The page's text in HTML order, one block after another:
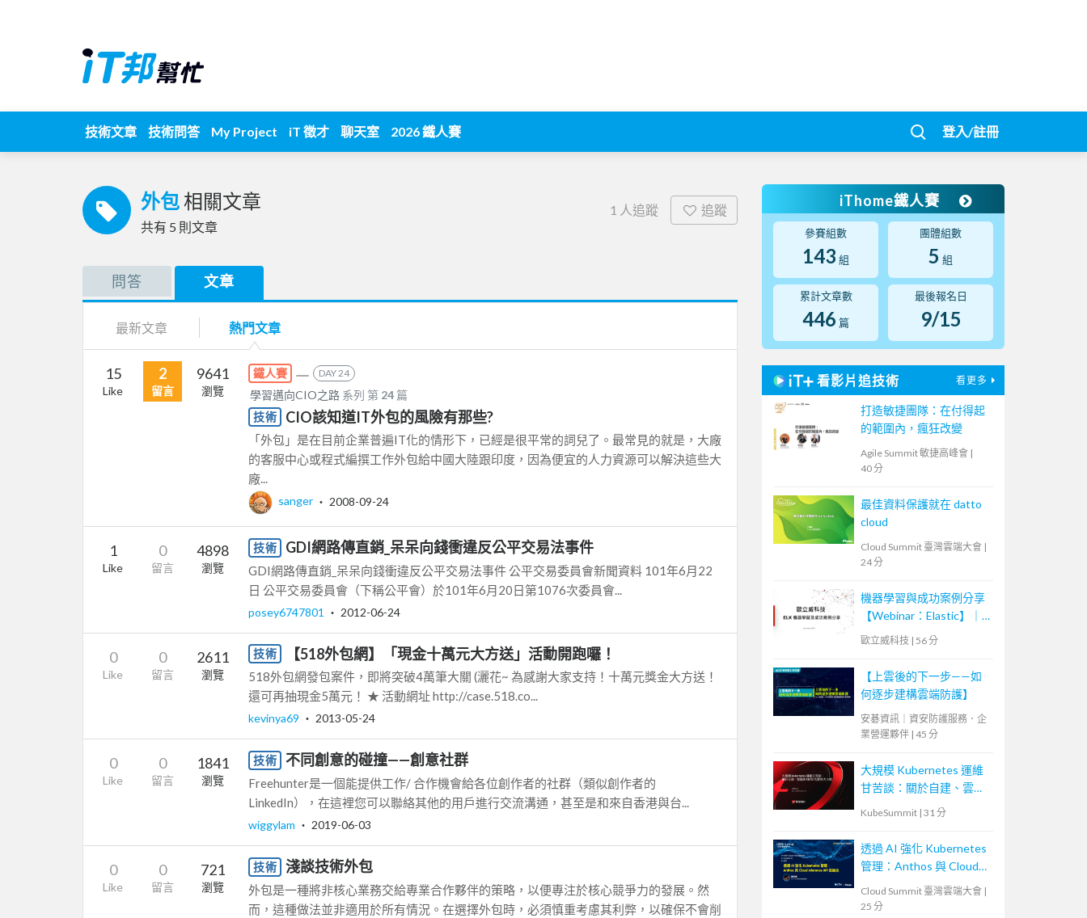
技術文章 技術問答 My Project iT 徵才 聊天室 2026 鐵人賽 登入/註冊
外包 相關文章
共有 5 則文章
1 人追蹤 追蹤
問答 文章
最新文章 熱門文章
15
Like
2
留言
9641
瀏覽
鐵人賽 DAY 24
學習邁向CIO之路 系列 第 24 篇
技術
CIO該知道IT外包的風險有那些?
「外包」是在目前企業普遍IT化的情形下，已經是很平常的詞兒了。最常見的就是，大廠
的客服中心或程式編撰工作外包給中國大陸跟印度，因為便宜的人力資源可以解決這些大
廠...
sanger ‧ 2008-09-24
1
Like
0
留言
4898
瀏覽
技術 GDI網路傳直銷_呆呆向錢衝違反公平交易法事件
GDI網路傳直銷_呆呆向錢衝違反公平交易法事件 公平交易委員會新聞資料 101年6月22
日 公平交易委員會（下稱公平會）於101年6月20日第1076次委員會...
posey6747801 ‧ 2012-06-24
0
Like
0
留言
2611
瀏覽
技術 【518外包網】「現金十萬元大方送」活動開跑囉！
518外包網發包案件，即將突破4萬筆大關 (灑花~ 為感謝大家支持！十萬元獎金大方送！
還可再抽現金5萬元！ ★ 活動網址 http://case.518.co...
kevinya69 ‧ 2013-05-24
0
Like
0
留言
1841
瀏覽
技術 不同創意的碰撞——創意社群
Freehunter是一個能提供工作/ 合作機會給各位創作者的社群（類似創作者的
LinkedIn），在這裡您可以聯絡其他的用戶進行交流溝通，甚至是和來自香港與台...
wiggylam ‧ 2019-06-03
0
Like
0
留言
721
瀏覽
技術 淺談技術外包
外包是一種將非核心業務交給專業合作夥伴的策略，以便專注於核心競爭力的發展。然
而，這種做法並非適用於所有情況。在選擇外包時，必須慎重考慮其利弊，以確保不會削
iThome鐵人賽
參賽組數
143 組
團體組數
5 組
累計文章數
446 篇
最後報名日
9/15
看影片追技術 看更多
打造敏捷團隊：在付得起
的範圍內，瘋狂改變
Agile Summit 敏捷高峰會 |
40 分
最佳資料保護就在 datto
cloud
Cloud Summit 臺灣雲端大會 |
24 分
機器學習與成功案例分享
【Webinar：Elastic】｜
歐立威科技
歐立威科技 | 56 分
【上雲後的下一步——如
何逐步建構雲端防護】
安碁資訊｜資安防護服務．企
業營運夥伴 | 45 分
大規模 Kubernetes 運維
甘苦談：關於自建、雲端
和 CI/CD 的那些大小事
KubeSummit | 31 分
透過 AI 強化 Kubernetes
管理：Anthos 與 Cloud
Inference API 的結合
Cloud Summit 臺灣雲端大會 |
25 分